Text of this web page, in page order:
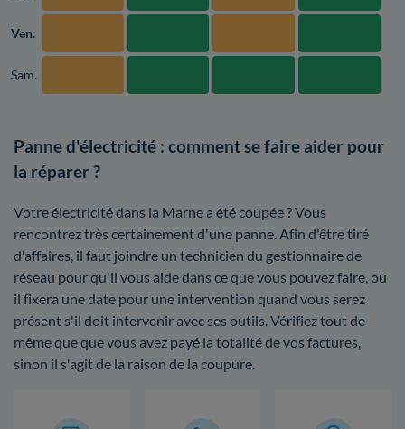
Ven.
Sam.
Panne d'électricité : comment se faire aider pour
la réparer ?
Votre électricité dans la Marne a été coupée ? Vous
rencontrez très certainement d'une panne. Afin d'être tiré
d'affaires, il faut joindre un technicien du gestionnaire de
réseau pour qu'il vous aide dans ce que vous pouvez faire, ou
il fixera une date pour une intervention quand vous serez
présent s'il doit intervenir avec ses outils. Vérifiez tout de
même que que vous avez payé la totalité de vos factures,
sinon il s'agit de la raison de la coupure.